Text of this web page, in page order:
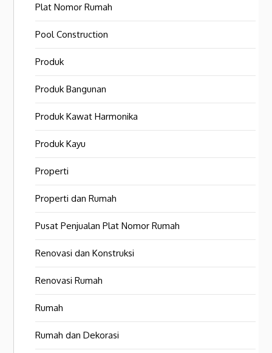
Plat Nomor Rumah
Pool Construction
Produk
Produk Bangunan
Produk Kawat Harmonika
Produk Kayu
Properti
Properti dan Rumah
Pusat Penjualan Plat Nomor Rumah
Renovasi dan Konstruksi
Renovasi Rumah
Rumah
Rumah dan Dekorasi